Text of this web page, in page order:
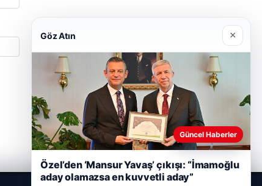
Göz Atın ×
Güncel Haberler
Özel’den ‘Mansur Yavaş’ çıkışı: “İmamoğlu
aday olamazsa en kuvvetli aday”